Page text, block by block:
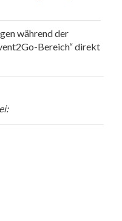
während der
Bereich“ direkt